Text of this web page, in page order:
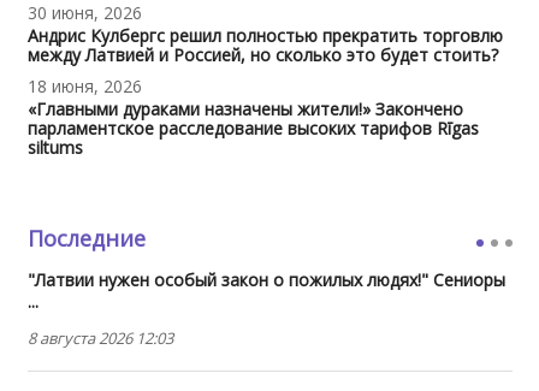
30 июня, 2026
Андрис Кулбергс решил полностью прекратить торговлю
между Латвией и Россией, но сколько это будет стоить?
18 июня, 2026
«Главными дураками назначены жители!» Закончено
парламентское расследование высоких тарифов Rīgas
siltums
Последние
"Латвии нужен особый закон о пожилых людях!" Сениоры
...
8 августа 2026 12:03